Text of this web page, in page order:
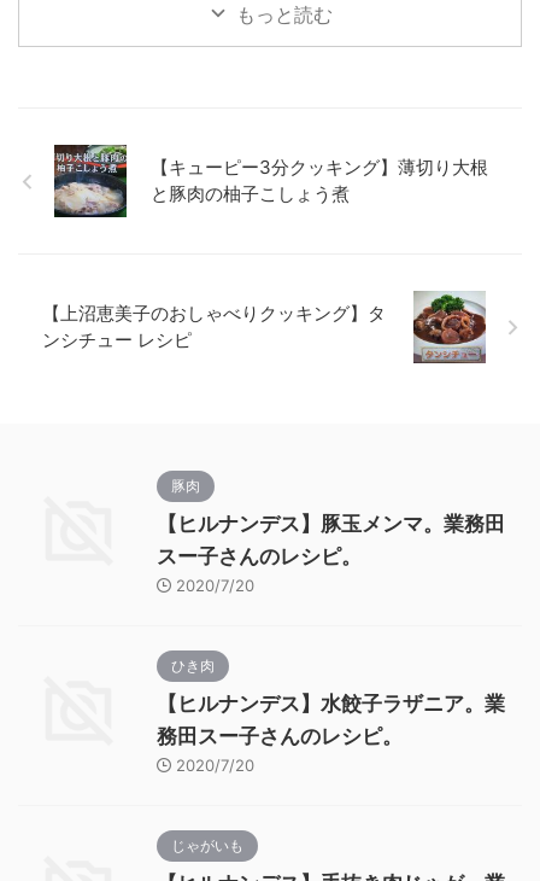
もっと読む
【キューピー3分クッキング】薄切り大根
と豚肉の柚子こしょう煮
【上沼恵美子のおしゃべりクッキング】タ
ンシチュー レシピ
豚肉
【ヒルナンデス】豚玉メンマ。業務田
スー子さんのレシピ。
2020/7/20
ひき肉
【ヒルナンデス】水餃子ラザニア。業
務田スー子さんのレシピ。
2020/7/20
じゃがいも